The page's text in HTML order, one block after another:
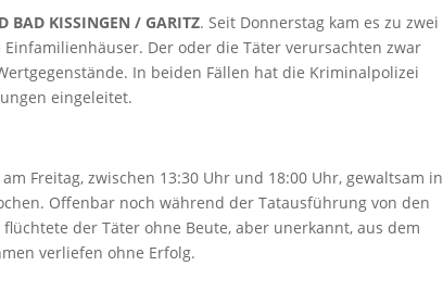
BAD KISSINGEN / GARITZ. Seit Donnerstag kam es zu zwei
Der oder die Täter verursachten zwar
In beiden Fällen hat die Kriminalpolizei
eingeleitet.
Freitag, zwischen 13:30 Uhr und 18:00 Uhr, gewaltsam in
Offenbar noch während der Tatausführung von den
der Täter ohne Beute, aber unerkannt, aus dem
verliefen ohne Erfolg.